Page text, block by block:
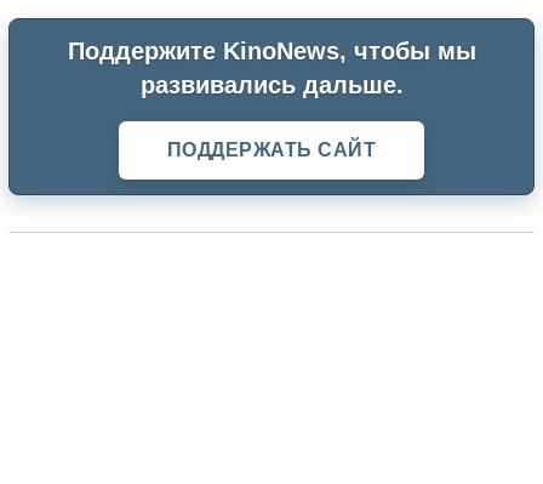
Поддержите KinoNews, чтобы мы
развивались дальше.
ПОДДЕРЖАТЬ САЙТ